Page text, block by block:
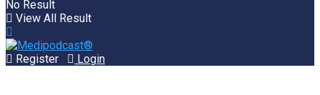
No Result
View All Result
Register Login